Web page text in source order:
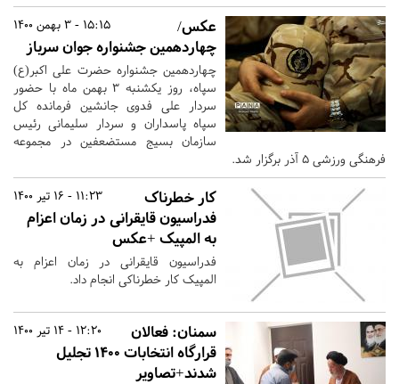
15:15 - 3 بهمن 1400
عکس/
چهاردهمین جشنواره جوان سرباز
چهاردهمین جشنواره حضرت علی اکبر(ع)
سپاه، روز یکشنبه ۳ بهمن ماه با حضور
سردار علی فدوی جانشین فرمانده کل
سپاه پاسداران و سردار سلیمانی رئیس
سازمان بسیج مستضعفین در مجموعه
فرهنگی ورزشی ۵ آذر برگزار شد.
11:23 - 16 تیر 1400
کار خطرناک
فدراسیون قایقرانی در زمان اعزام
به المپیک +عکس
فدراسیون قایقرانی در زمان اعزام به
المپیک کار خطرناکی انجام داد.
12:20 - 14 تیر 1400 سمنان: فعالان
قرارگاه انتخابات 1400 تجلیل
شدند+تصاویر